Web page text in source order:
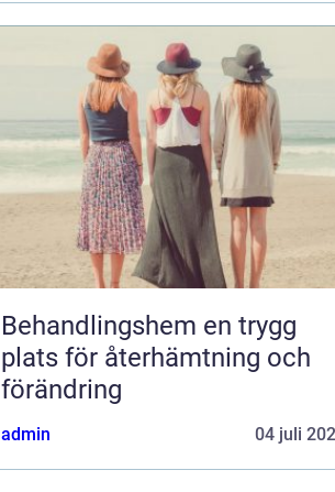
Behandlingshem en trygg
plats för återhämtning och
förändring
admin 04 juli